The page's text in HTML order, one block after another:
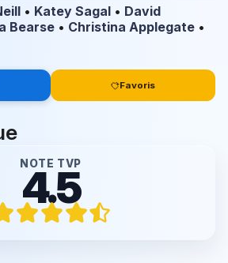
• Katey Sagal • David
Bearse • Christina Applegate •
Favoris
NOTE TVP
4.5